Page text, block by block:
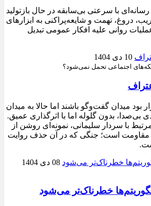
با سرعتی بی‌سابقه در حال بازتولید
دروغ، تهمت و شایعه‌پراکنی به ابزارهای
روانی علیه افکار عمومی تبدیل
10 دی 1404
اجتماعی تحمل نمی‌شود؟
بود میدان گفت‌وگو باشند اما حالا به میدان
بی‌صدا، بدون گلوله اما با اثرگذاری عمیق.
با سردار سلیمانی، نمونه‌ای روشن از
مقاومت است؛ جنگی که در آن حذف روایت
08 دی 1404
خطرناک‌تر می‌شود